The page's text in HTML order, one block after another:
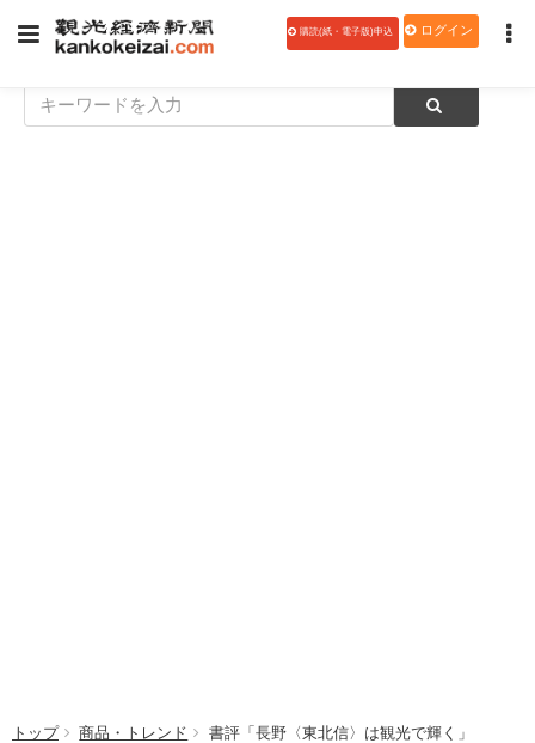
購読(紙・電子版)申込 ログイン
トップ 商品・トレンド 書評「長野〈東北信〉は観光で輝く」